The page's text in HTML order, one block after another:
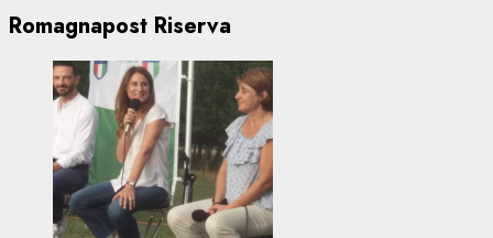
Romagnapost Riserva